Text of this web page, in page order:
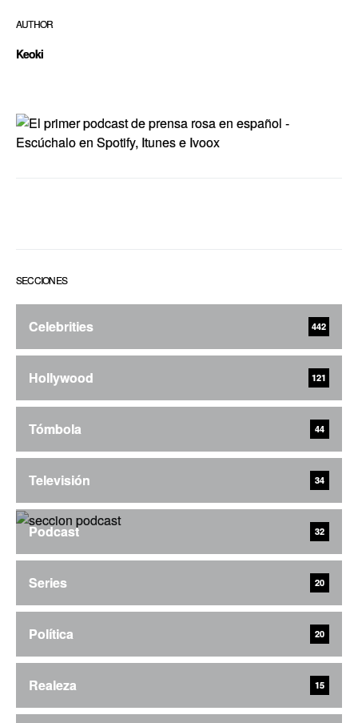
AUTHOR
Keoki
SECCIONES
Celebrities 442
Hollywood 121
Tómbola 44
Televisión 34
Podcast 32
Series 20
Política 20
Realeza 15